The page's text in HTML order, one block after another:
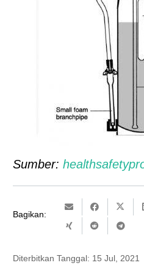
Sumber:
Bagikan:
Diterbitkan Tanggal: 15 Jul, 2021